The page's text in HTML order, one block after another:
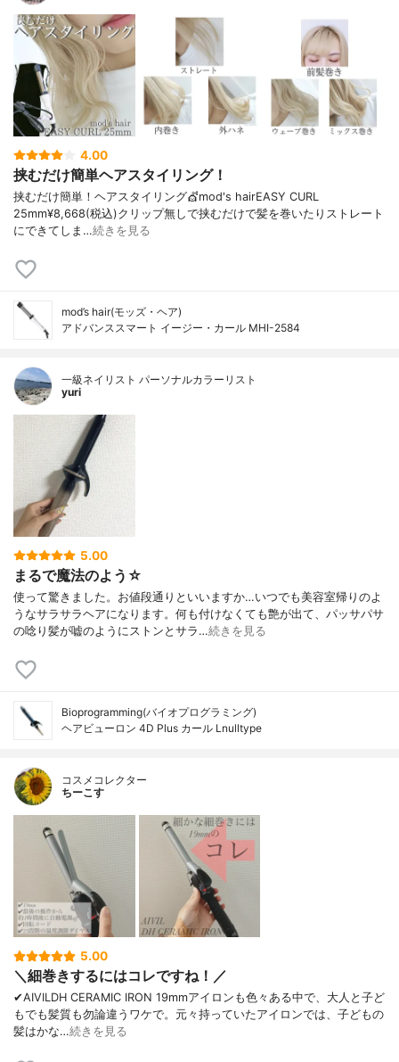
4.00
挟むだけ簡単ヘアスタイリング！
挟むだけ簡単！ヘアスタイリング💇mod's hairEASY CURL
25mm¥8,668(税込)クリップ無しで挟むだけで髪を巻いたりストレート
にできてしま…続きを見る
mod’s hair(モッズ・ヘア)
アドバンススマート イージー・カール MHI-2584
一級ネイリスト パーソナルカラーリスト
yuri
5.00
まるで魔法のよう☆
使って驚きました。お値段通りといいますか…いつでも美容室帰りのよ
うなサラサラヘアになります。何も付けなくても艶が出て、パッサパサ
の唸り髪が嘘のようにストンとサラ…続きを見る
Bioprogramming(バイオプログラミング)
ヘアビューロン 4D Plus カール Lnulltype
コスメコレクター
ちーこす
5.00
＼細巻きするにはコレですね！／
✔︎AIVILDH CERAMIC IRON 19mmアイロンも色々ある中で、大人と子ど
もでも髪質も勿論違うワケで。元々持っていたアイロンでは、子どもの
髪はかな…続きを見る